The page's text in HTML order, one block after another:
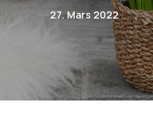
27. Mars 2022